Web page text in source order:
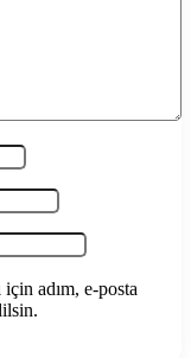
adım, e-posta